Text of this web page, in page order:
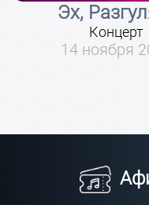
Эх,
Концерт
14 ноября